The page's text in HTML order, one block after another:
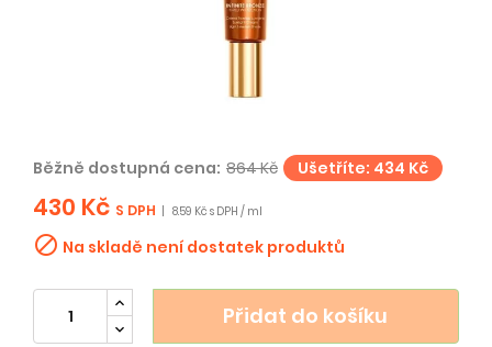
Běžně dostupná cena: 864 Kč Ušetříte: 434 Kč
430 Kč S DPH 8.59 Kč s DPH / ml
 Na skladě není dostatek produktů
Přidat do košíku